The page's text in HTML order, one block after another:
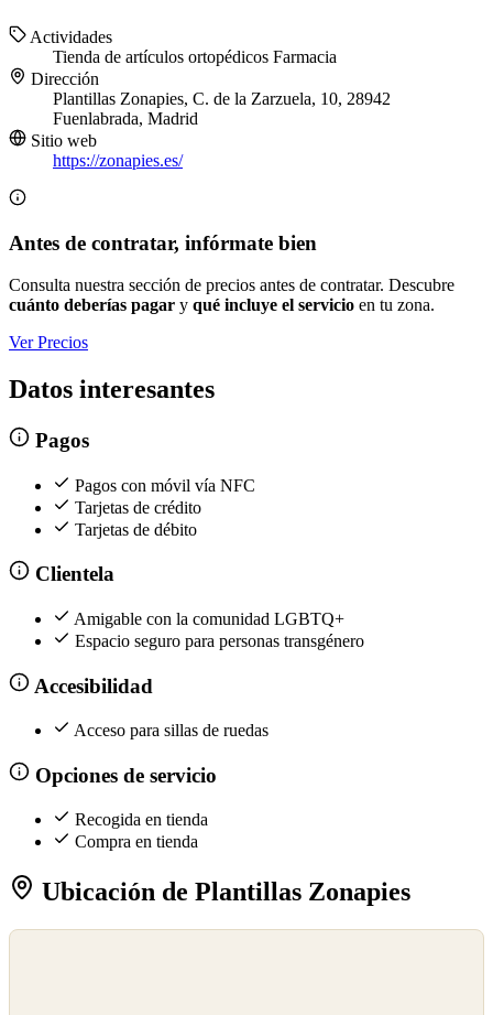
Actividades
Tienda de artículos ortopédicos Farmacia
Dirección
Plantillas Zonapies, C. de la Zarzuela, 10, 28942
Fuenlabrada, Madrid
Sitio web
https://zonapies.es/
Antes de contratar, infórmate bien
Consulta nuestra sección de precios antes de contratar. Descubre
cuánto deberías pagar y qué incluye el servicio en tu zona.
Ver Precios
Datos interesantes
Pagos
Pagos con móvil vía NFC
Tarjetas de crédito
Tarjetas de débito
Clientela
Amigable con la comunidad LGBTQ+
Espacio seguro para personas transgénero
Accesibilidad
Acceso para sillas de ruedas
Opciones de servicio
Recogida en tienda
Compra en tienda
Ubicación de Plantillas Zonapies